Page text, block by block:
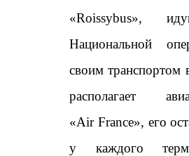
«Roissybus»,
Национальной
своим транспортом
располагает
«Air France», его
у каждого